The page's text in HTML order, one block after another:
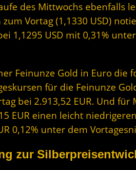
des Mittwochs ebenfalls
Vortag (1,1330 USD)
1,1295 USD mit 0,31%
Feinunze Gold in Euro die
für die Feinunze
bei 2.913,52 EUR. Und für
EUR einen leicht
0,12% unter dem
zur